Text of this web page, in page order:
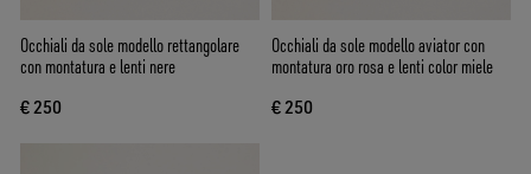
Occhiali da sole modello rettangolare
con montatura e lenti nere
€ 250
Occhiali da sole modello aviator con
montatura oro rosa e lenti color miele
€ 250